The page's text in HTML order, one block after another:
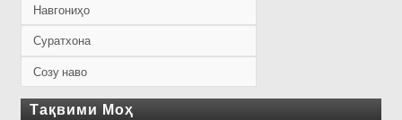
Навгониҳо
Суратхона
Созу наво
Тақвими Моҳ